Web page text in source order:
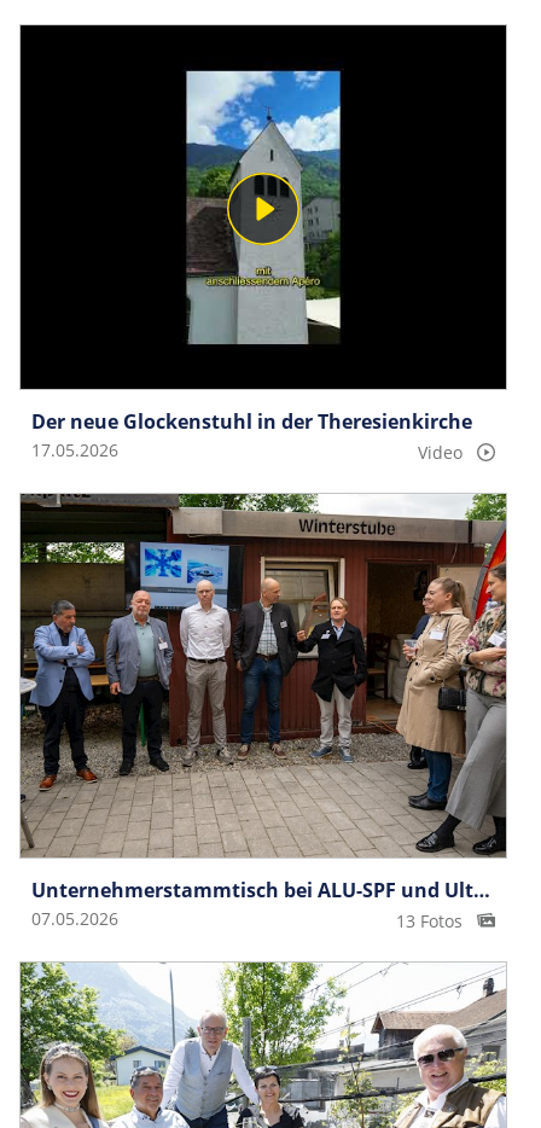
Der neue Glockenstuhl in der Theresienkirche
17.05.2026 Video
Unternehme­rstammtisch bei ALU-SPF und Ultralight
07.05.2026 13 Fotos